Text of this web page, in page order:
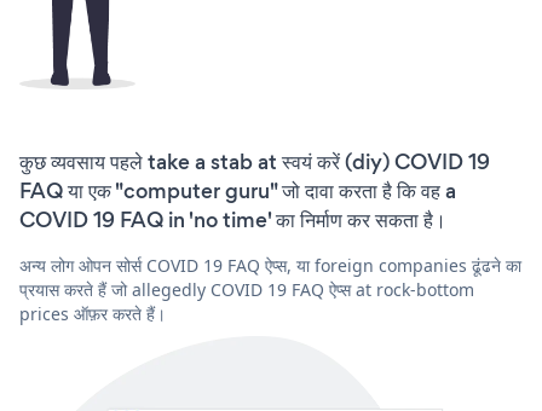
कुछ व्यवसाय पहले take a stab at स्वयं करें (diy) COVID 19
FAQ या एक "computer guru" जो दावा करता है कि वह a
COVID 19 FAQ in 'no time' का निर्माण कर सकता है।
अन्य लोग ओपन सोर्स COVID 19 FAQ ऐप्स, या foreign companies ढूंढने का
प्रयास करते हैं जो allegedly COVID 19 FAQ ऐप्स at rock-bottom
prices ऑफ़र करते हैं।